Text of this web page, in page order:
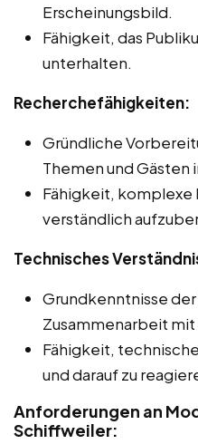
Erscheinungsbild.
Fähigkeit, das
unterhalten.
Recherchefähigkeiten:
Gründliche
Themen und Gästen
Fähigkeit,
verständlich
Technisches
Grundkenntnisse
Zusammenarbeit
Fähigkeit,
und darauf zu
Anforderungen an
Schiffweiler: